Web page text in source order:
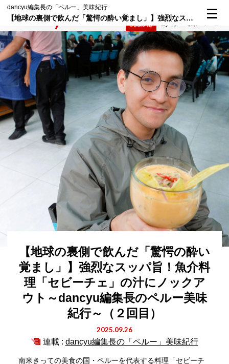
dancyu編集長の「ペルー」美味紀行
【地球の裏側で飲んだ「驚愕の酔い覚まし」】強烈なスッパ旨！魚介料理「セビーチェ」の汁にノックアウト～dancyu編集長のペルー美味紀行～（２回目）
【地球の裏側で飲んだ「驚愕の酔い
覚まし」】強烈なスッパ旨！魚介料
理「セビーチェ」の汁にノックア
ウト～dancyu編集長のペルー美味
紀行～（２回目）
2025.09.26
連載 : dancyu編集長の「ペルー」美味紀行
南米きっての美食の国・ペルーを代表する料理「セビーチ